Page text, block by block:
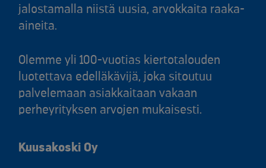
jalostamalla niistä uusia, arvokkaita raaka-
aineita.
Olemme yli 100-vuotias kiertotalouden
luotettava edelläkävijä, joka sitoutuu
palvelemaan asiakkaitaan vakaan
perheyrityksen arvojen mukaisesti.
Kuusakoski Oy